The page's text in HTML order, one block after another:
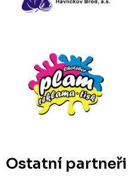
Ostatní partneři